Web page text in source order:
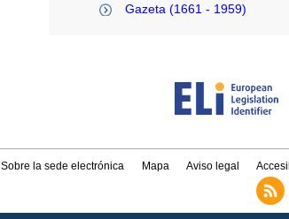
Gazeta (1661 - 1959)
Sobre la sede electrónica Mapa Aviso legal